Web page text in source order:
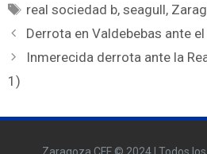
real sociedad b,seagull,
Derrota en Valdebebas ante
Inmerecida derrota ante la
1)